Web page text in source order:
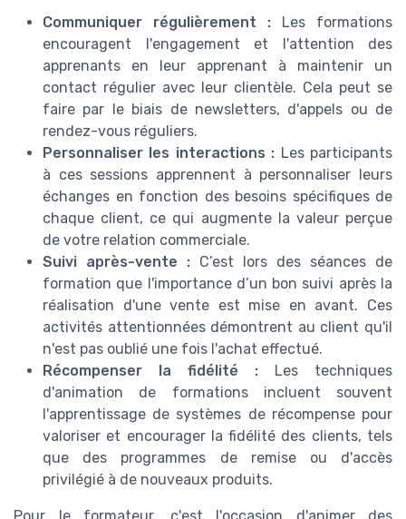
Communiquer régulièrement : Les formations
encouragent l'engagement et l'attention des
apprenants en leur apprenant à maintenir un
contact régulier avec leur clientèle. Cela peut se
faire par le biais de newsletters, d'appels ou de
rendez-vous réguliers.
Personnaliser les interactions : Les participants
à ces sessions apprennent à personnaliser leurs
échanges en fonction des besoins spécifiques de
chaque client, ce qui augmente la valeur perçue
de votre relation commerciale.
Suivi après-vente : C’est lors des séances de
formation que l'importance d’un bon suivi après la
réalisation d'une vente est mise en avant. Ces
activités attentionnées démontrent au client qu'il
n'est pas oublié une fois l'achat effectué.
Récompenser la fidélité : Les techniques
d'animation de formations incluent souvent
l'apprentissage de systèmes de récompense pour
valoriser et encourager la fidélité des clients, tels
que des programmes de remise ou d'accès
privilégié à de nouveaux produits.